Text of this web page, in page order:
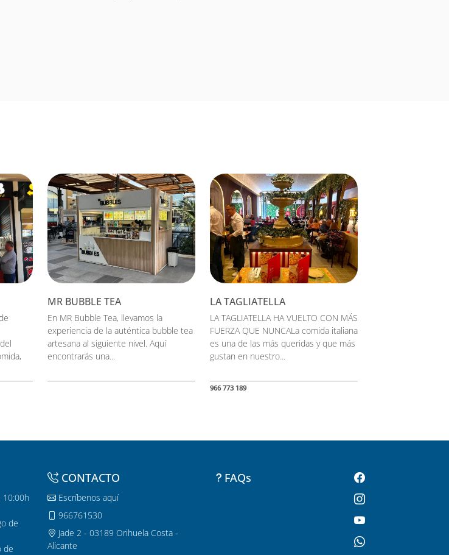
MR BUBBLE TEA
En MR Bubble Tea, llevamos la
experiencia de la auténtica bubble tea
artesana al siguiente nivel. Aquí
encontrarás una...
LA TAGLIATELLA
LA TAGLIATELLA HA VUELTO CON MÁS
FUERZA QUE NUNCALa comida italiana
es una de las más queridas y que más
gustan en nuestro...
966 773 189
10:00h
de
de
CONTACTO
Escríbenos aquí
966761530
Jade 2 - 03189 Orihuela Costa -
Alicante
FAQs